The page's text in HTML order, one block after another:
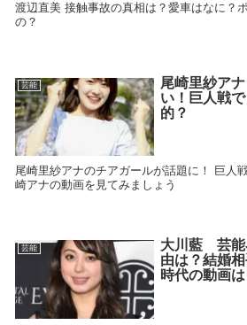
渡辺直美 接触事故の真相は？愛車はなに？
の？
芸能
尾崎里紗ア
い！巨人戦
的？
尾崎里紗アナのチアガールが話題に！ 巨人
崎アナの動画を見てみましょう
芸能
大川藍 芸能
由は？結婚
時代の動画は